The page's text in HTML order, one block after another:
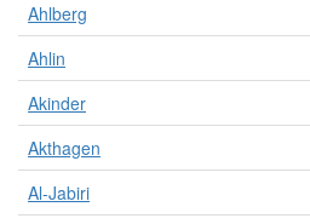
l
a
e
Ahlberg
Ahlin
Akinder
Akthagen
Al-Jabiri